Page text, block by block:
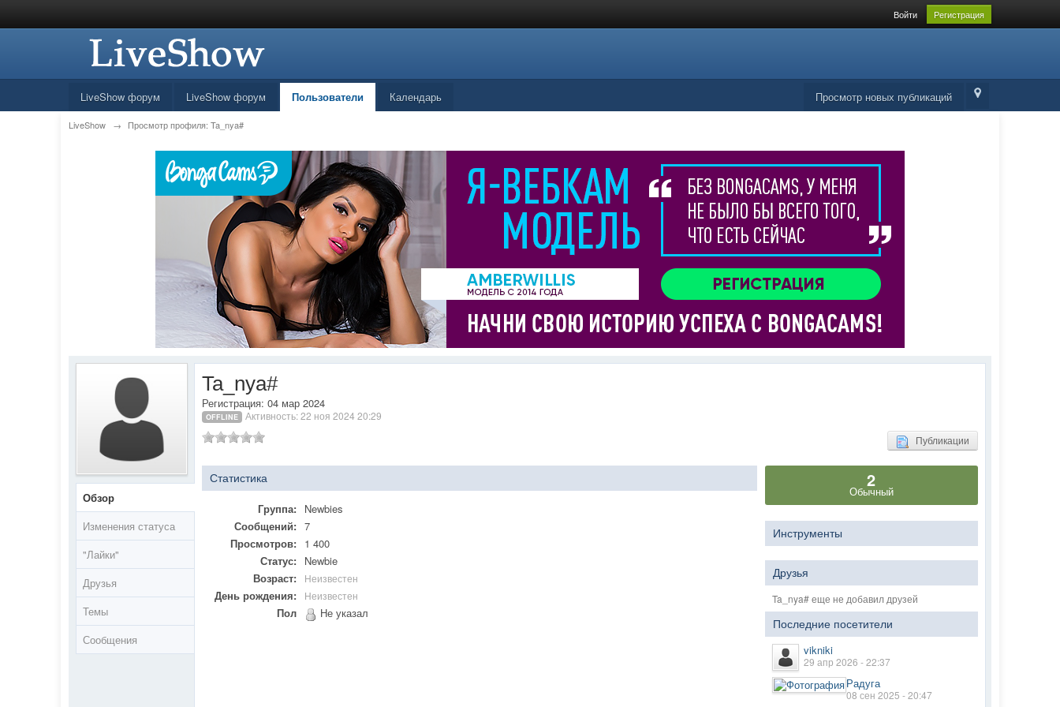
Войти Регистрация
Просмотр новых публикаций
LiveShow форум LiveShow форум Пользователи Календарь
LiveShow → Просмотр профиля: Ta_nya#
Обзор
Изменения статуса
"Лайки"
Друзья
Темы
Сообщения
Ta_nya#
Регистрация: 04 мар 2024
OFFLINE
Активность: 22 ноя 2024 20:29
Публикации
Статистика
Группа: Newbies
Сообщений: 7
Просмотров: 1 400
Статус: Newbie
Возраст:
Неизвестен
День рождения: Неизвестен
Пол Не указал
2
Обычный
Инструменты
Друзья
Ta_nya# еще не добавил друзей
Последние посетители
vikniki
29 апр 2026 - 22:37
Радуга
08 сен 2025 - 20:47